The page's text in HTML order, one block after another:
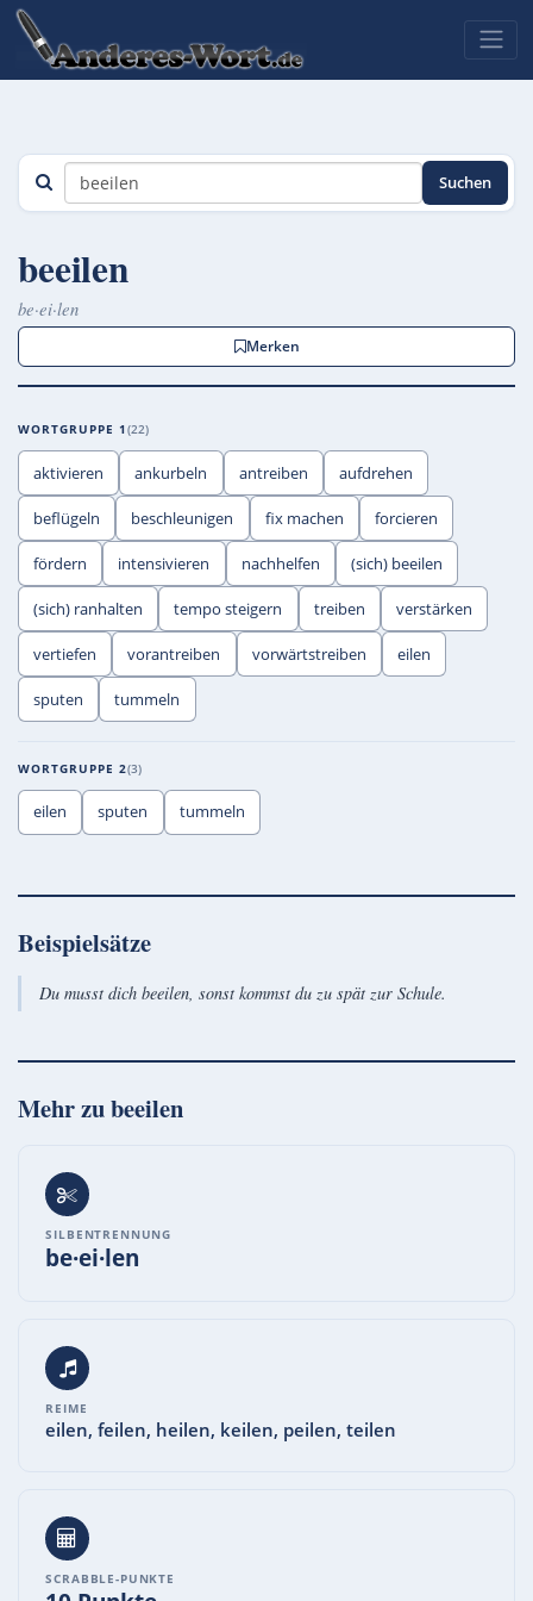
Suchen
beeilen
be·ei·len
Merken
WORTGRUPPE 1 22
aktivieren ankurbeln antreiben aufdrehen
beflügeln beschleunigen fix machen forcieren
fördern intensivieren nachhelfen (sich) beeilen
(sich) ranhalten tempo steigern treiben verstärken
vertiefen vorantreiben vorwärtstreiben eilen
sputen tummeln
WORTGRUPPE 2 3
eilen sputen tummeln
Beispielsätze
Du musst dich beeilen, sonst kommst du zu spät zur Schule.
Mehr zubeeilen
SILBENTRENNUNG
be·ei·len
REIME
eilen, feilen, heilen, keilen, peilen, teilen
SCRABBLE-PUNKTE